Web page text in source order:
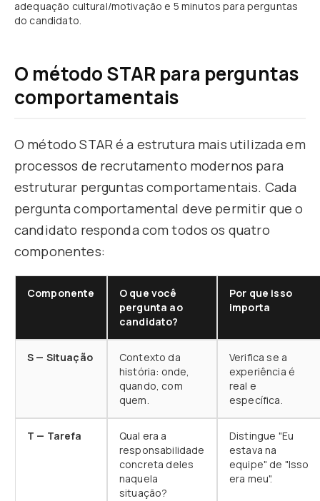
adequação cultural/motivação e 5 minutos para perguntas
do candidato.
O método STAR para perguntas
comportamentais
O método STAR é a estrutura mais utilizada em
processos de recrutamento modernos para
estruturar perguntas comportamentais. Cada
pergunta comportamental deve permitir que o
candidato responda com todos os quatro
componentes:
Componente
O que você
pergunta ao
candidato?
Por que isso
importa
S — Situação
Contexto da
história: onde,
quando, com
quem.
Verifica se a
experiência é
real e
específica.
T — Tarefa
Qual era a
responsabilidade
concreta deles
naquela
situação?
Distingue "Eu
estava na
equipe" de "Isso
era meu".